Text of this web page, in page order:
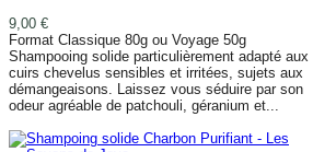
9,00 €
Format Classique 80g ou Voyage 50g
Shampooing solide particulièrement adapté aux
cuirs chevelus sensibles et irritées, sujets aux
démangeaisons. Laissez vous séduire par son
odeur agréable de patchouli, géranium et...